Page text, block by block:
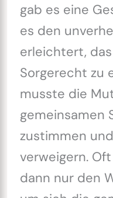
gab es eine
es den
erleichtert,
Sorgerecht zu
musste die
gemeinsamen
zustimmen
verweigern.
dann nur den